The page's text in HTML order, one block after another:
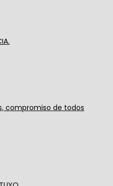
compromiso de todos